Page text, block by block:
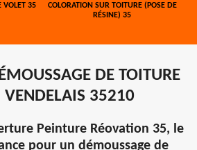
VOLET 35
COLORATION SUR TOITURE (POSE DE
RÉSINE) 35
DE TOITURE
VENDELAIS 35210
Peinture Réovation 35, le
pour un démoussage de